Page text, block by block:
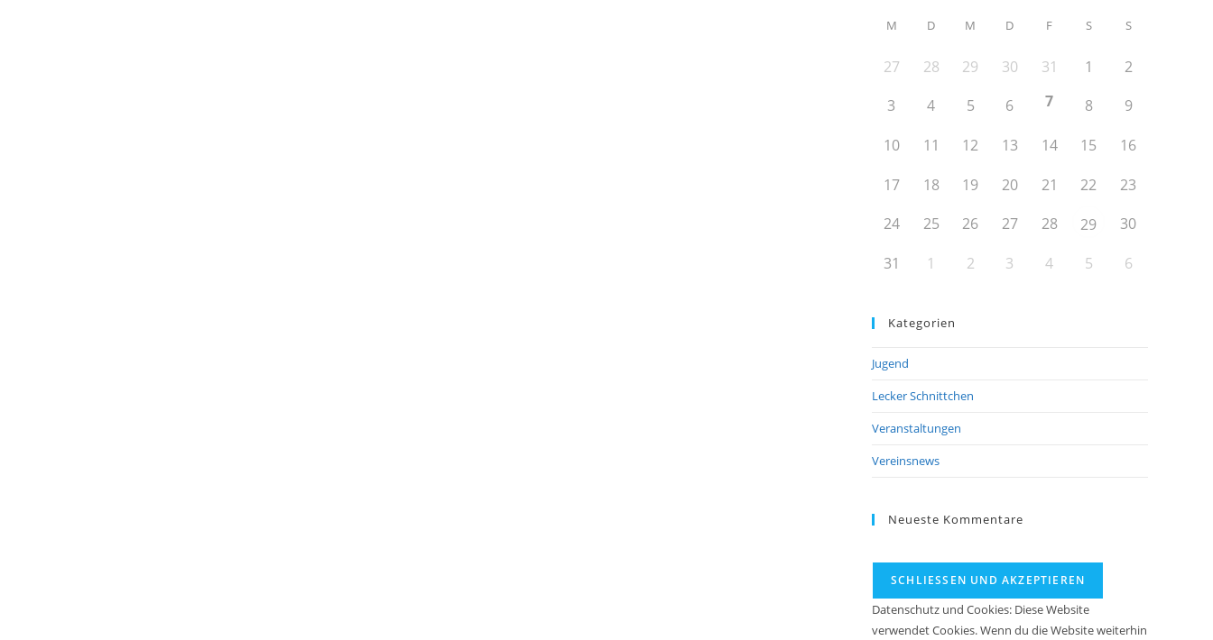
M D M D F S S
27 28 29 30 31 1
2
3
4 5 6 7 8
9
10
11 12 13 14 15
16
17
18 19 20 21 22
23
24
25 26 27 28 29
30
31
1 2 3 4 5 6
Kategorien
Jugend
Lecker Schnittchen
Veranstaltungen
Vereinsnews
Neueste Kommentare
Datenschutz und Cookies: Diese Website
verwendet Cookies. Wenn du die Website weiterhin